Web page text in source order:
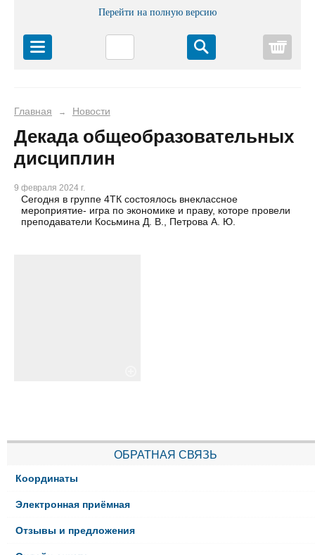
Перейти на полную версию
Главная → Новости
Декада общеобразовательных
дисциплин
9 февраля 2024 г.
Сегодня в группе 4ТК состоялось внеклассное
мероприятие- игра по экономике и праву, которе провели
преподаватели Косьмина Д. В., Петрова А. Ю.
ОБРАТНАЯ СВЯЗЬ
Координаты
Электронная приёмная
Отзывы и предложения